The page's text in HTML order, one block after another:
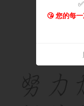
😘 您的每